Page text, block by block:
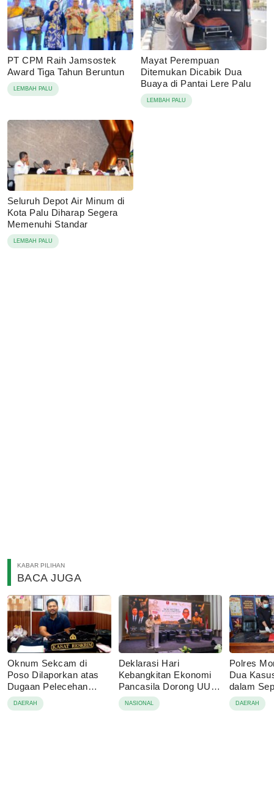
PT CPM Raih Jamsostek
Award Tiga Tahun Beruntun
LEMBAH PALU
Mayat Perempuan
Ditemukan Dicabik Dua
Buaya di Pantai Lere Palu
LEMBAH PALU
Seluruh Depot Air Minum di
Kota Palu Diharap Segera
Memenuhi Standar
LEMBAH PALU
KABAR PILIHAN
BACA JUGA
Oknum Sekcam di
Poso Dilaporkan atas
Dugaan Pelecehan
terhadap Dua Anak di
Bawah Umur
DAERAH
Deklarasi Hari
Kebangkitan Ekonomi
Pancasila Dorong UU
Perekonomian Nasional
NASIONAL
Polres
Dua
dalam
Pelaku
DAERAH